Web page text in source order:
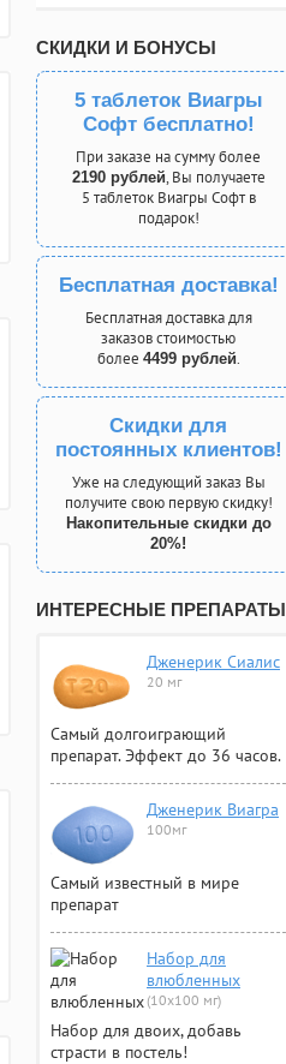
СКИДКИ И БОНУСЫ
5 таблеток Виагры
Софт бесплатно!
При заказе на сумму более
2190 рублей, Вы получаете
5 таблеток Виагры Софт в
подарок!
Бесплатная доставка!
Бесплатная доставка для
заказов стоимостью
более 4499 рублей.
Скидки для
постоянных клиентов!
Уже на следующий заказ Вы
получите свою первую скидку!
Накопительные скидки до
20%!
ИНТЕРЕСНЫЕ ПРЕПАРАТЫ
Дженерик Сиалис
20 мг
Самый долгоиграющий
препарат. Эффект до 36 часов.
Дженерик Виагра
100мг
Самый известный в мире
препарат
Набор для
влюбленных
(10х100 мг)
Набор для двоих, добавь
страсти в постель!